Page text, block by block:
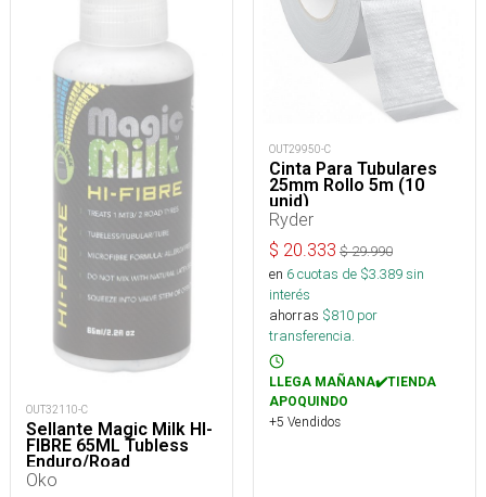
OUT32110-C
Sellante Magic Milk HI-
FIBRE 65ML Tubless
Enduro/Road
Oko
OUT29950-C
Cinta Para Tubulares
25mm Rollo 5m (10
unid)
Ryder
$ 20.333 $29.990
en 6cuotas de $3.389sin
interés
ahorras $810 por
transferencia.
LLEGA MAÑANA✔️TIENDA
APOQUINDO
+5 Vendidos